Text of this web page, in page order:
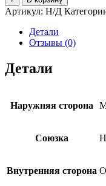
Артикул: Н/Д
Детали
Отзывы (0)
Детали
Наружняя сторона
Союзка
Внутренняя сторона